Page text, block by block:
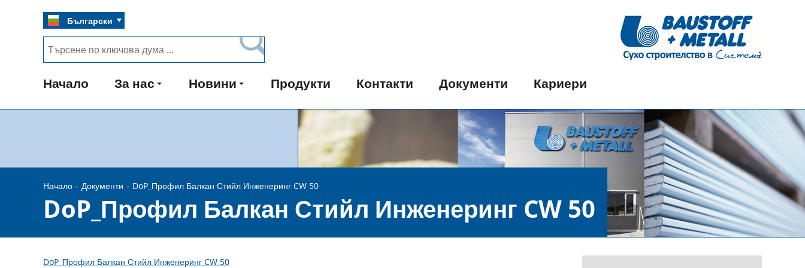
Български
Начало За нас Новини Продукти Контакти Документи Кариери
Начало Документи DoP_Профил Балкан Стийл Инженеринг CW 50
DoP_Профил Балкан Стийл Инженеринг CW 50
DoP_Профил Балкан Стийл Инженеринг CW 50